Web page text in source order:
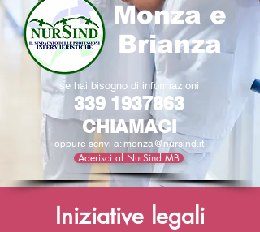
Iniziative legali
Monza e
Brianza
se hai bisogno di informazioni
339 1937863
CHIAMACI
oppure scrivi a: monza@nursind.it
Aderisci al NurSind MB